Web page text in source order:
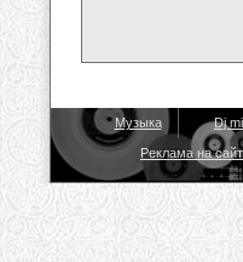
Музыка Dj
Реклама на